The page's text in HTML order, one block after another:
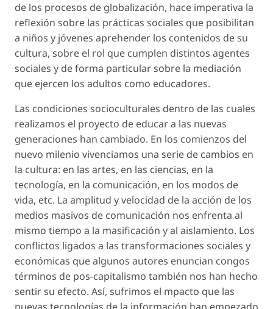
de los procesos de globalización, hace imperativa la
reflexión sobre las prácticas sociales que posibilitan
a niños y jóvenes aprehender los contenidos de su
cultura, sobre el rol que cumplen distintos agentes
sociales y de forma particular sobre la mediación
que ejercen los adultos como educadores.
Las condiciones socioculturales dentro de las cuales
realizamos el proyecto de educar a las nuevas
generaciones han cambiado. En los comienzos del
nuevo milenio vivenciamos una serie de cambios en
la cultura: en las artes, en las ciencias, en la
tecnología, en la comunicación, en los modos de
vida, etc. La amplitud y velocidad de la acción de los
medios masivos de comunicación nos enfrenta al
mismo tiempo a la masificación y al aislamiento. Los
conflictos ligados a las transformaciones sociales y
económicas que algunos autores enuncian congos
términos de pos-capitalismo también nos han hecho
sentir su efecto. Así, sufrimos el mpacto que las